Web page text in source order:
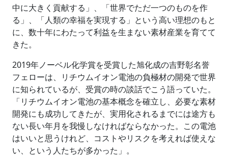
中に大きく貢献する」、「世界でただ一つのものを作
る」、「人類の幸福を実現する」という高い理想のもと
に、数十年にわたって利益を生まない素材産業を育てて
きた。
2019年ノーベル化学賞を受賞した旭化成の吉野彰名誉
フェローは、リチウムイオン電池の負極材の開発で世界
に知られているが、受賞の時の談話でこう語っていた。
「リチウムイオン電池の基本概念を確立し、必要な素材
開発にも成功してきたが、実用化されるまでには途方も
ない長い年月を我慢しなければならなかった。この電池
はいいと思うけれど、コストやリスクを考えれば使えな
い、という人たちが多かった」。